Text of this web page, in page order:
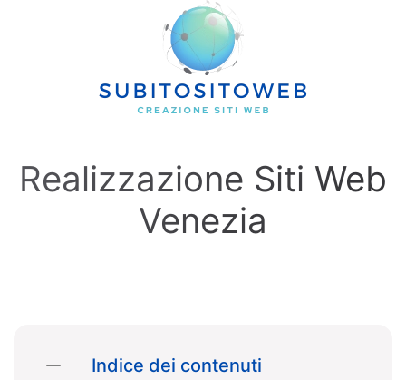
Skip to main content
Realizzazione Siti Web
Venezia
Indice dei contenuti